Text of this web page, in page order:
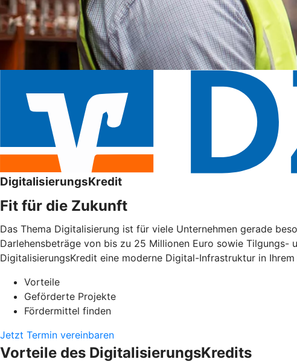
DigitalisierungsKredit
Fit für die Zukunft
Das Thema Digitalisierung ist für viele Unternehmen gerade
Darlehensbeträge von bis zu 25 Millionen Euro sowie
DigitalisierungsKredit eine moderne Digital-Infrastruktur in
Vorteile
Geförderte Projekte
Fördermittel finden
Jetzt Termin vereinbaren
Vorteile des DigitalisierungsKredits